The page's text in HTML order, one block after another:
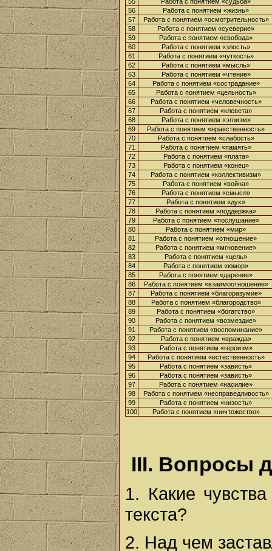
56
Работа с понятием «жизнь»
57
Работа с понятием «осмотрительность»
58
Работа с понятием «суеверие»
59
Работа с понятием «свобода»
60
Работа с понятием «злость»
61
Работа с понятием «чуткость»
62
Работа с понятием «мысль»
63
Работа с понятием «чтение»
64
Работа с понятием «сострадание»
65
Работа с понятием «цельность»
66
Работа с понятием «человечность»
67
Работа с понятием «клевета»
68
Работа с понятием «эгоизм»
69
Работа с понятием «нравственность»
70
Работа с понятием «слабость»
71
Работа с понятием «память»
72
Работа с понятием «плата»
73
Работа с понятием «конец»
74
Работа с понятием «коллективизм»
75
Работа с понятием «война»
76
Работа с понятием «смысл»
77
Работа с понятием «дух»
78
Работа с понятием «поддержка»
79
Работа с понятием «послушание»
80
Работа с понятием «мир»
81
Работа с понятием «отношение»
82
Работа с понятием «мгновение»
83
Работа с понятием «цель»
84
Работа с понятием «юмор»
85
Работа с понятием «дарение»
86
Работа с понятием «взаимоотношение»
87
Работа с понятием «благоразумие»
88
Работа с понятием «благородство»
89
Работа с понятием «богатство»
90
Работа с понятием «возмездие»
91
Работа с понятием «воспоминание»
92
Работа с понятием «вражда»
93
Работа с понятием «героизм»
94
Работа с понятием «естественность»
95
Работа с понятием «зависть»
96
Работа с понятием «зависть»
97
Работа с понятием «насилие»
98
Работа с понятием «несправедливость»
99
Работа с понятием «низость»
100
Работа с понятием «ничтожество»
III. Вопросы
1. Какие
текста?
2. Над чем